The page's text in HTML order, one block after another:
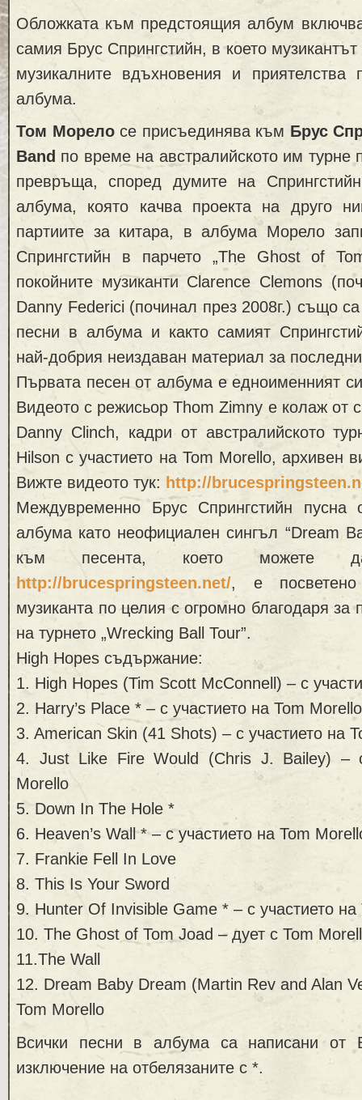
Обложката към предстоящия албум
самия Брус Спрингстийн, в което
музикалните вдъхновения и приятелства
албума.
Том Морелосе присъединява към Брус
Band по време на австралийското им турне
превръща, според думите на
албума, която качва проекта на друго
партиите за китара, в албума Морело
Спрингстийн в парчето „The Ghost of
покойните музиканти Clarence Clemons
Danny Federici (починал през 2008г.) също
песни в албума и както самият
най-добрия неиздаван материал за
Първата песен от албума е едноименният
Видеото с режисьор Thom Zimny е колаж от
Danny Clinch, кадри от австралийското
Hilson с участието на Tom Morello, архивен
Вижте видеото тук: http://
Междувременно Брус Спрингстийн
албума като неофициален сингъл “Dream
към песента, което можете
http://brucespringsteen.net/, е
музиканта по целия с огромно благодаря за
на турнето „Wrecking Ball Tour”.
High Hopes съдържание:
1. High Hopes (Tim Scott McConnell) – с
2. Harry’s Place * – с участието на Tom Morello
3. American Skin (41 Shots) – с участието на
4. Just Like Fire Would (Chris J. Bailey) –
Morello
5. Down In The Hole *
6. Heaven’s Wall * – с участието на Tom
7. Frankie Fell In Love
8. This Is Your Sword
9. Hunter Of Invisible Game * – с участието на
10. The Ghost of Tom Joad – дует с Tom
11.The Wall
12. Dream Baby Dream (Martin Rev and Alan
Tom Morello
Всички песни в албума са написани от
изключение на отбелязаните с *.